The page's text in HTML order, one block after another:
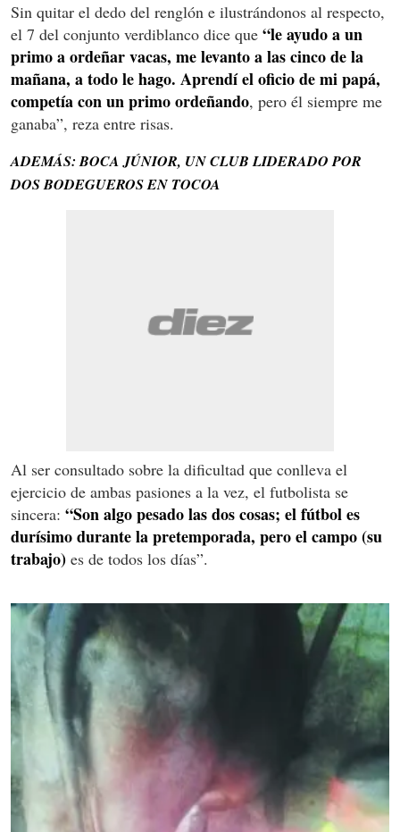
Sin quitar el dedo del renglón e ilustrándonos al respecto,
el 7 del conjunto verdiblanco dice que “le ayudo a un
primo a ordeñar vacas, me levanto a las cinco de la
mañana, a todo le hago. Aprendí el oficio de mi papá,
competía con un primo ordeñando, pero él siempre me
ganaba”, reza entre risas.
ADEMÁS: BOCA JÚNIOR, UN CLUB LIDERADO POR
DOS BODEGUEROS EN TOCOA
Al ser consultado sobre la dificultad que conlleva el
ejercicio de ambas pasiones a la vez, el futbolista se
sincera: “Son algo pesado las dos cosas; el fútbol es
durísimo durante la pretemporada, pero el campo (su
trabajo) es de todos los días”.